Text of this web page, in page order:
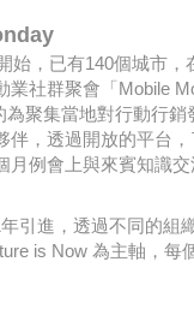
始，已有140個城市，
業社群聚會「Mobile
為聚集當地對行動行銷
伴，透過開放的平台
例會上與來賓知識交
引進，透過不同的組
is Now 為主軸，每